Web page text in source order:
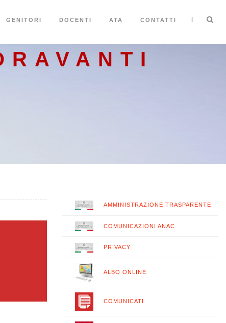
GENITORI DOCENTI ATA CONTATTI |
AMMINISTRAZIONE TRASPARENTE
COMUNICAZIONI ANAC
PRIVACY
ALBO ONLINE
COMUNICATI